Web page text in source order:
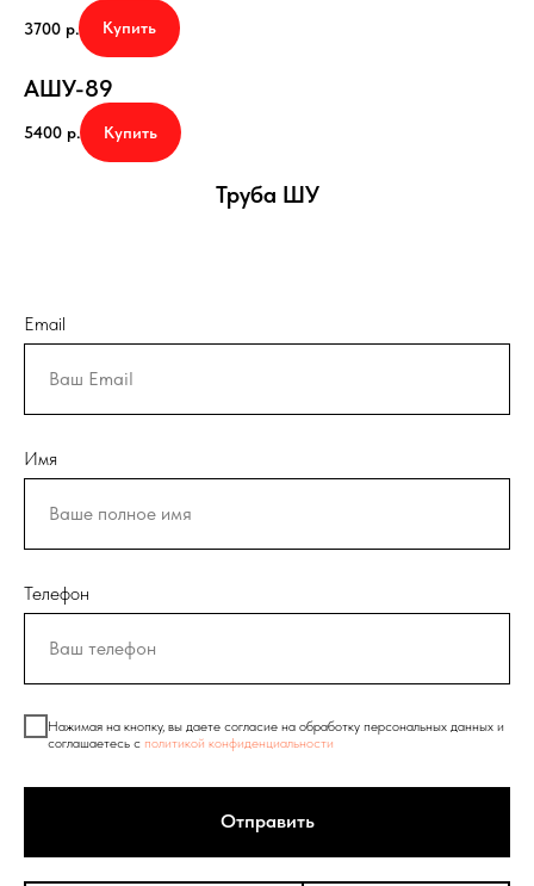
3700 р. Купить
АШУ-89
5400 р. Купить
Труба ШУ
Email
Имя
Телефон
Нажимая на кнопку, вы даете согласие на обработку персональных данных и
соглашаетесь c политикой конфиденциальности
Отправить